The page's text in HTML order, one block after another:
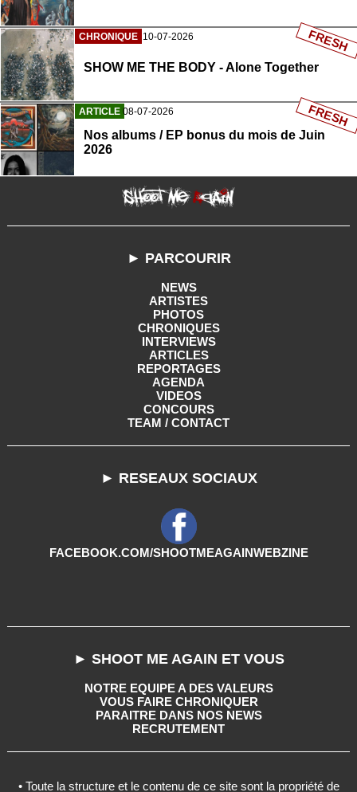
CHRONIQUE 10-07-2026
SHOW ME THE BODY - Alone Together
FRESH
ARTICLE 08-07-2026
Nos albums / EP bonus du mois de Juin
2026
FRESH
► PARCOURIR
NEWS
ARTISTES
PHOTOS
CHRONIQUES
INTERVIEWS
ARTICLES
REPORTAGES
AGENDA
VIDEOS
CONCOURS
TEAM / CONTACT
► RESEAUX SOCIAUX
FACEBOOK.COM/SHOOTMEAGAINWEBZINE
► SHOOT ME AGAIN ET VOUS
NOTRE EQUIPE A DES VALEURS
VOUS FAIRE CHRONIQUER
PARAITRE DANS NOS NEWS
RECRUTEMENT
• Toute la structure et le contenu de ce site sont la propriété de